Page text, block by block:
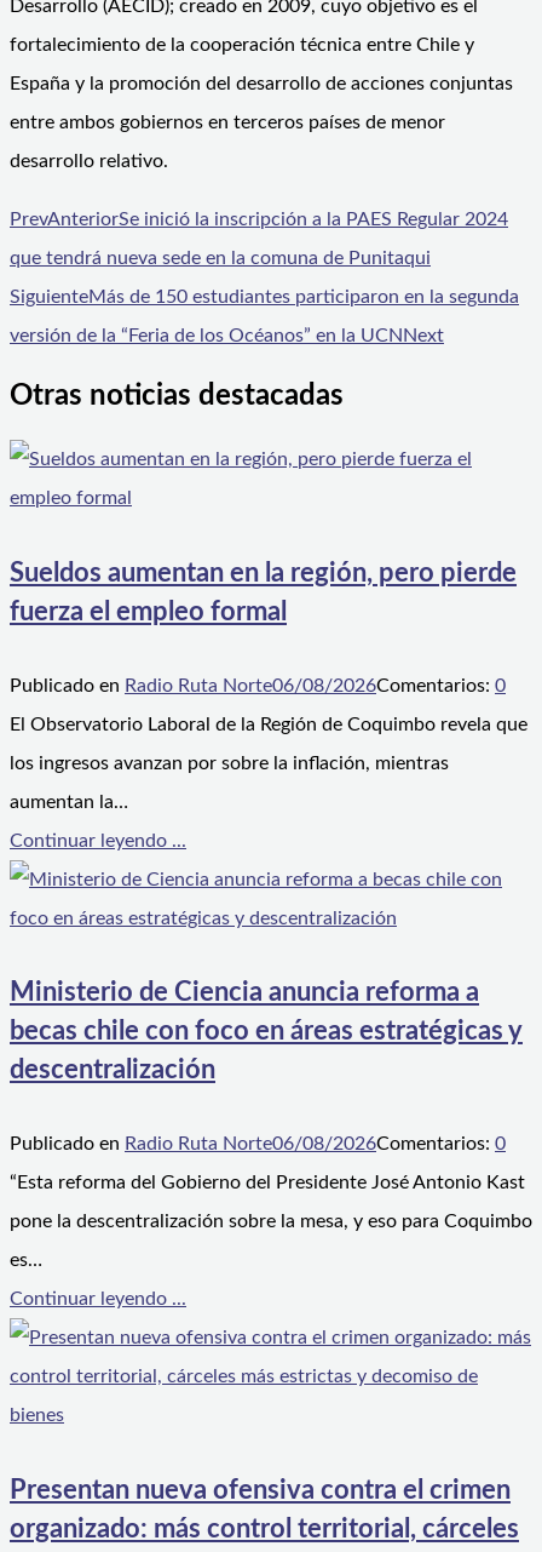
Desarrollo (AECID); creado en 2009, cuyo objetivo es el
fortalecimiento de la cooperación técnica entre Chile y
España y la promoción del desarrollo de acciones conjuntas
entre ambos gobiernos en terceros países de menor
desarrollo relativo.
PrevAnteriorSe inició la inscripción a la PAES Regular 2024
que tendrá nueva sede en la comuna de Punitaqui
SiguienteMás de 150 estudiantes participaron en la segunda
versión de la “Feria de los Océanos” en la UCNNext
Otras noticias destacadas
Sueldos aumentan en la región, pero pierde
fuerza el empleo formal
Publicado en Radio Ruta Norte06/08/2026Comentarios: 0
El Observatorio Laboral de la Región de Coquimbo revela que
los ingresos avanzan por sobre la inflación, mientras
aumentan la…
Continuar leyendo ...
Ministerio de Ciencia anuncia reforma a
becas chile con foco en áreas estratégicas y
descentralización
Publicado en Radio Ruta Norte06/08/2026Comentarios: 0
“Esta reforma del Gobierno del Presidente José Antonio Kast
pone la descentralización sobre la mesa, y eso para Coquimbo
es…
Continuar leyendo ...
Presentan nueva ofensiva contra el crimen
organizado: más control territorial, cárceles